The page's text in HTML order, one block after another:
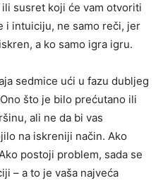
susret koji će vam otvoriti
i intuiciju, ne samo reči, jer
a ko samo igra igru.
sedmice ući u fazu dubljeg
što je bilo prećutano ili
ali ne da bi vas
na iskreniji način. Ako
postoji problem, sada se
– a to je vaša najveća